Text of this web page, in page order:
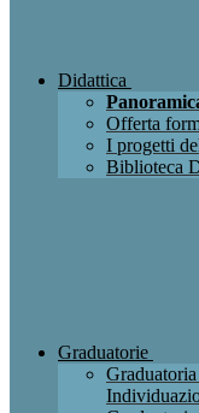
Didattica
Offerta
I progetti
Biblioteca
Graduatorie